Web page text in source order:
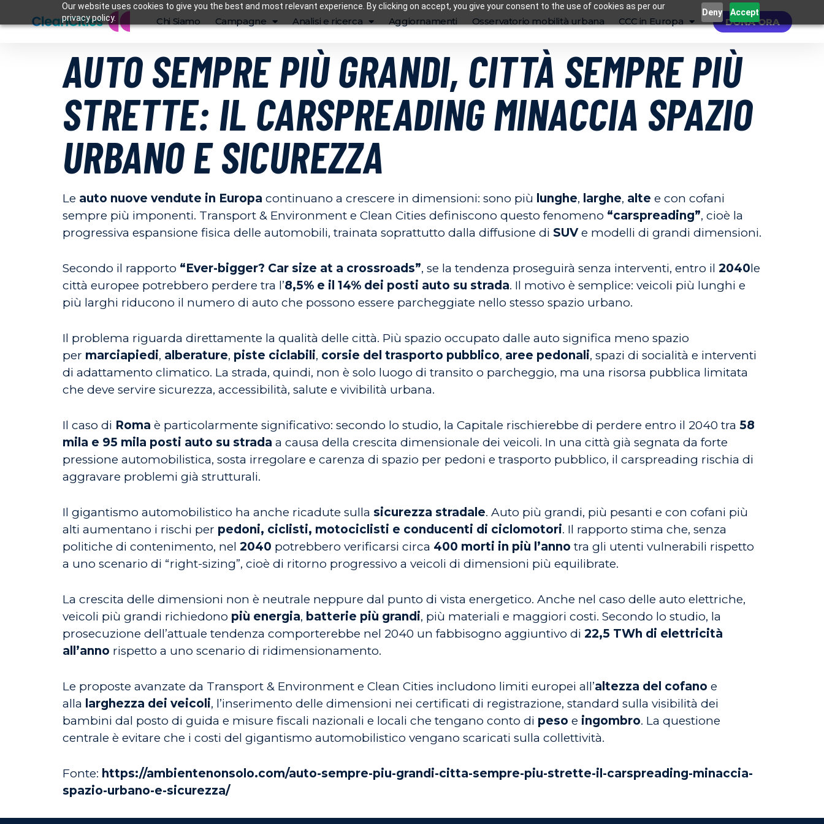
Our website uses cookies to give you the best and most relevant experience. By clicking on accept, you give your consent to the use of cookies as per our
privacy policy.
Deny Accept
Chi Siamo Campagne Analisi e ricerca Aggiornamenti Osservatorio mobilità urbana CCC in Europa DONA ORA
AUTO SEMPRE PIÙ GRANDI, CITTÀ SEMPRE PIÙ
STRETTE: IL CARSPREADING MINACCIA SPAZIO
URBANO E SICUREZZA
Le auto nuove vendute in Europa continuano a crescere in dimensioni: sono più lunghe, larghe, alte e con cofani
sempre più imponenti. Transport & Environment e Clean Cities definiscono questo fenomeno “carspreading”, cioè la
progressiva espansione fisica delle automobili, trainata soprattutto dalla diffusione di SUVe modelli di grandi dimensioni.
Secondo il rapporto “Ever-bigger? Car size at a crossroads”, se la tendenza proseguirà senza interventi, entro il 2040le
città europee potrebbero perdere tra l’8,5% e il 14% dei posti auto su strada. Il motivo è semplice: veicoli più lunghi e
più larghi riducono il numero di auto che possono essere parcheggiate nello stesso spazio urbano.
Il problema riguarda direttamente la qualità delle città. Più spazio occupato dalle auto significa meno spazio
per marciapiedi, alberature, piste ciclabili, corsie del trasporto pubblico, aree pedonali, spazi di socialità e interventi
di adattamento climatico. La strada, quindi, non è solo luogo di transito o parcheggio, ma una risorsa pubblica limitata
che deve servire sicurezza, accessibilità, salute e vivibilità urbana.
Il caso di Roma è particolarmente significativo: secondo lo studio, la Capitale rischierebbe di perdere entro il 2040 tra 58
mila e 95 mila posti auto su strada a causa della crescita dimensionale dei veicoli. In una città già segnata da forte
pressione automobilistica, sosta irregolare e carenza di spazio per pedoni e trasporto pubblico, il carspreading rischia di
aggravare problemi già strutturali.
Il gigantismo automobilistico ha anche ricadute sulla sicurezza stradale. Auto più grandi, più pesanti e con cofani più
alti aumentano i rischi per pedoni, ciclisti, motociclisti e conducenti di ciclomotori. Il rapporto stima che, senza
politiche di contenimento, nel 2040 potrebbero verificarsi circa 400 morti in più l’anno tra gli utenti vulnerabili rispetto
a uno scenario di “right-sizing”, cioè di ritorno progressivo a veicoli di dimensioni più equilibrate.
La crescita delle dimensioni non è neutrale neppure dal punto di vista energetico. Anche nel caso delle auto elettriche,
veicoli più grandi richiedono più energia, batterie più grandi, più materiali e maggiori costi. Secondo lo studio, la
prosecuzione dell’attuale tendenza comporterebbe nel 2040 un fabbisogno aggiuntivo di 22,5 TWh di elettricità
all’anno rispetto a uno scenario di ridimensionamento.
Le proposte avanzate da Transport & Environment e Clean Cities includono limiti europei all’altezza del cofano e
alla larghezza dei veicoli, l’inserimento delle dimensioni nei certificati di registrazione, standard sulla visibilità dei
bambini dal posto di guida e misure fiscali nazionali e locali che tengano conto di peso e ingombro. La questione
centrale è evitare che i costi del gigantismo automobilistico vengano scaricati sulla collettività.
Fonte: https://ambientenonsolo.com/auto-sempre-piu-grandi-citta-sempre-piu-strette-il-carspreading-minaccia-
spazio-urbano-e-sicurezza/